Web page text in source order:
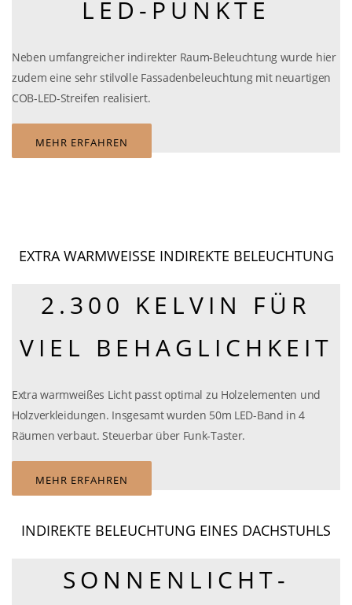
LED-PUNKTE
Neben umfangreicher indirekter Raum-Beleuchtung wurde hier
zudem eine sehr stilvolle Fassadenbeleuchtung mit neuartigen
COB-LED-Streifen realisiert.
MEHR ERFAHREN
EXTRA WARMWEISSE INDIREKTE BELEUCHTUNG
2.300 KELVIN FÜR
VIEL BEHAGLICHKEIT
Extra warmweißes Licht passt optimal zu Holzelementen und
Holzverkleidungen. Insgesamt wurden 50m LED-Band in 4
Räumen verbaut. Steuerbar über Funk-Taster.
MEHR ERFAHREN
INDIREKTE BELEUCHTUNG EINES DACHSTUHLS
SONNENLICHT-